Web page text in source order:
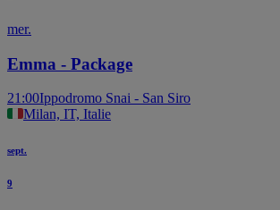
mer.
Emma - Package
21:00Ippodromo Snai - San Siro
Milan, IT, Italie
sept.
9